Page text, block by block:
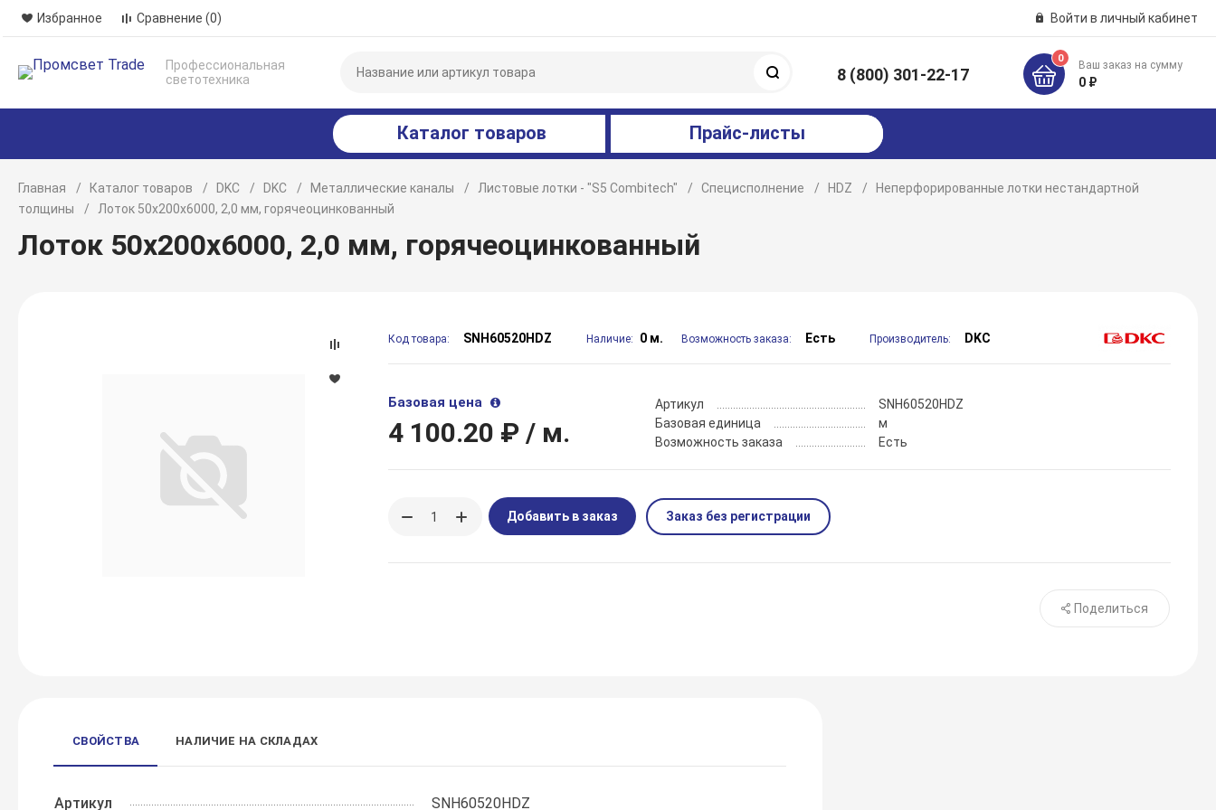
Избранное Сравнение (0) Войти в личный кабинет
Профессиональная
светотехника
8 (800) 301-22-17
0
Ваш заказ на сумму
0 ₽
Каталог товаров Прайс-листы
Главная Каталог товаров DKC DKC Металлические каналы Листовые лотки - "S5 Combitech" Специсполнение HDZ
Неперфорированные лотки нестандартной
толщины
Лоток 50x200х6000, 2,0 мм, горячеоцинкованный
Лоток 50x200х6000, 2,0 мм, горячеоцинкованный
Код товара: SNH60520HDZ Наличие: 0 м. Возможность заказа: Есть Производитель: DKC
Базовая цена
4 100.20 ₽ / м.
Артикул
SNH60520HDZ
Базовая единица
м
Возможность заказа
Есть
Добавить в заказ Заказ без регистрации
Поделиться
СВОЙСТВА НАЛИЧИЕ НА СКЛАДАХ
Артикул SNH60520HDZ